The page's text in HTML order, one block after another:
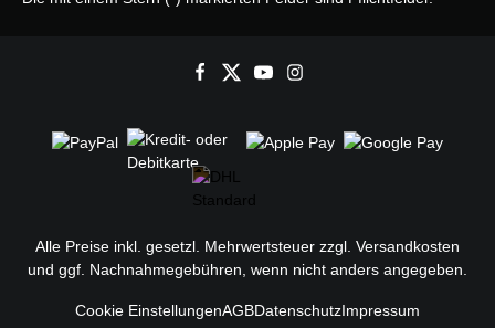
Alle Preise inkl. gesetzl. Mehrwertsteuer zzgl. Versandkosten
und ggf. Nachnahmegebühren, wenn nicht anders angegeben.
Cookie EinstellungenAGBDatenschutzImpressum